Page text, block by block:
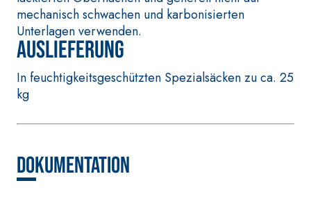
mechanisch schwachen und karbonisierten
Unterlagen verwenden.
Auslieferung
In feuchtigkeitsgeschützten Spezialsäcken zu ca. 25
kg
Dokumentation
Passivierung, die
Reparatur, die
Verspachtelung und den
Schutz von
Betonbauwerken
WÄRMEDÄMMVERBUNDSYS
SPACHTELMASSEN